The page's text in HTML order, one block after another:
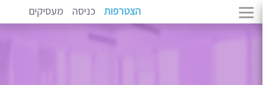
הצטרפות כניסה מעסיקים